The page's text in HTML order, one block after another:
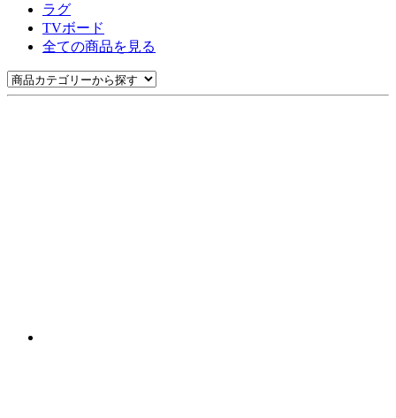
ラグ
TVボード
全ての商品を見る